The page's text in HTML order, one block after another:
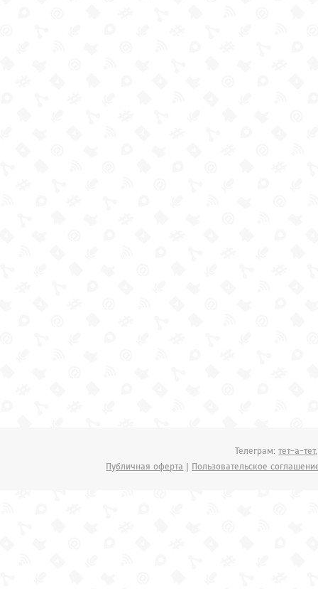
Телеграм:тет-а-тет
Публичная оферта | Пользовательское